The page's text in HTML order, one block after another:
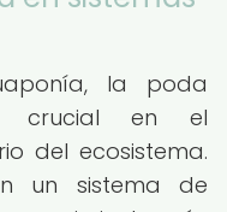
la poda
crucial en el
del ecosistema.
un sistema de